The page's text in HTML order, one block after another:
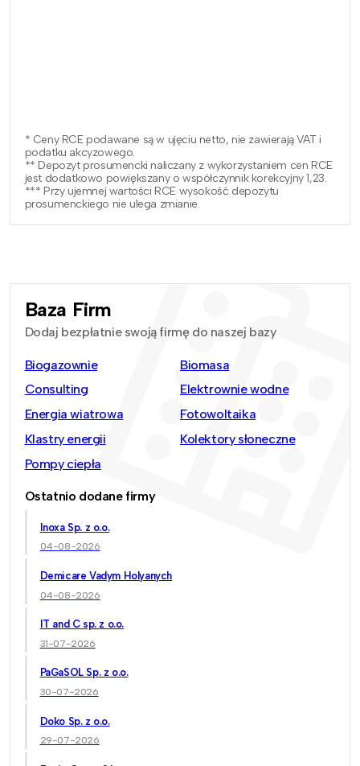
* Ceny RCE podawane są w ujęciu netto, nie zawierają VAT i
podatku akcyzowego.
** Depozyt prosumencki naliczany z wykorzystaniem cen RCE
jest dodatkowo powiększany o współczynnik korekcyjny 1,23.
*** Przy ujemnej wartości RCE wysokość depozytu
prosumenckiego nie ulega zmianie.
Baza Firm
Dodaj bezpłatnie swoją firmę do naszej bazy
Biogazownie
Biomasa
Consulting
Elektrownie wodne
Energia wiatrowa
Fotowoltaika
Klastry energii
Kolektory słoneczne
Pompy ciepła
Ostatnio dodane firmy
Inoxa Sp. z o.o.
04-08-2026
Demicare Vadym Holyanych
04-08-2026
IT and C sp. z o.o.
31-07-2026
PaGaSOL Sp. z o.o.
30-07-2026
Doko Sp. z o.o.
29-07-2026